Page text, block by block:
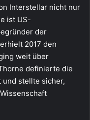
Interstellar nicht nur
ist US-
der
2017 den
weit über
definierte die
und stellte sicher,